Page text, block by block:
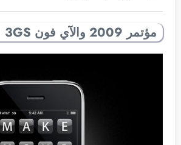
مؤتمر 2009 والآي فون 3GS